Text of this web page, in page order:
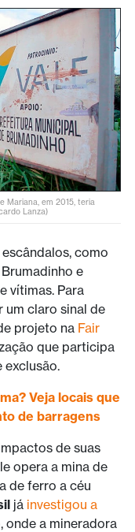
Mariana, em 2015, teria
Lanza)
como
e
vítimas. Para
um claro sinal de
projeto na Fair
que participa
Veja locais que
de barragens
de suas
opera a mina de
de ferro a céu
já investigou a
onde a mineradora